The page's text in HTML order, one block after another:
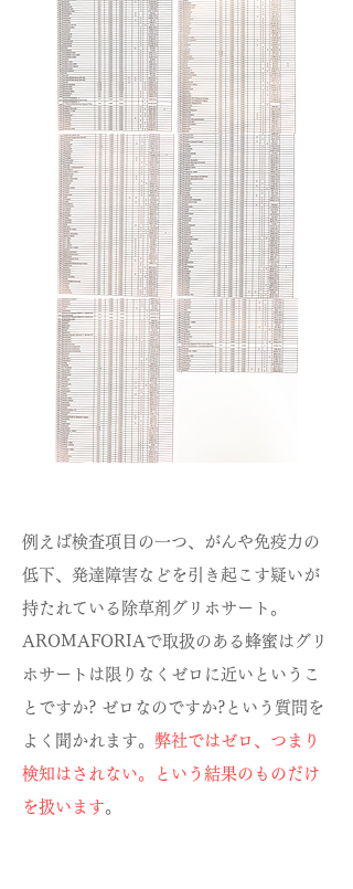
例えば検査項目の一つ、がんや免疫力の
低下、発達障害などを引き起こす疑いが
持たれている除草剤グリホサート。
AROMAFORIAで取扱のある蜂蜜はグリ
ホサートは限りなくゼロに近いというこ
とですか? ゼロなのですか?という質問を
よく聞かれます。 弊社ではゼロ、つまり
検知はされない。という結果のものだけ
を扱います。